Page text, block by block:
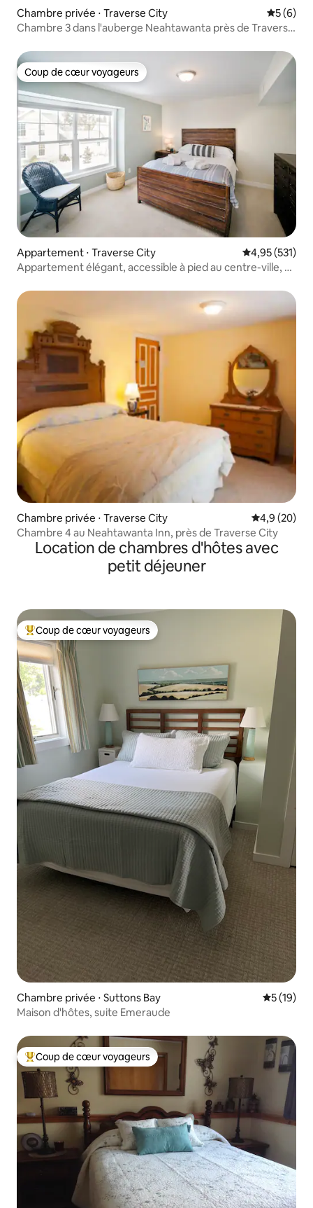
Chambre privée ⋅ Traverse City
5 (6)
Chambre 3 dans l'auberge Neahtawanta près de Traverse
Coup de cœur voyageurs
Coup de cœur voyageurs
Appartement ⋅ Traverse City Évaluation
4,95 (531)
Appartement élégant, accessible à pied au centre-ville, à
Chambre privée ⋅ Traverse City Évaluation
4,9 (20)
Chambre 4 au Neahtawanta Inn, près de Traverse City
Location de chambres d'hôtes avec
petit déjeuner
Coups de cœur voyageurs les plus appréciés
Coup de cœur voyageurs
Chambre privée ⋅ Suttons Bay
5 (19)
Maison d'hôtes, suite Emeraude
Coups de cœur voyageurs les plus appréciés
Coup de cœur voyageurs